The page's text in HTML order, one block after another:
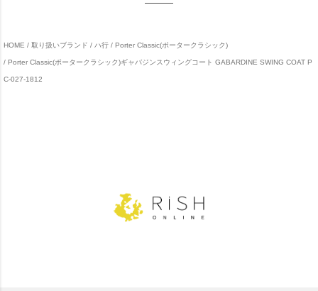
HOME 取り扱いブランド ハ行 Porter Classic(ポータークラシック)
Porter Classic(ポータークラシック)ギャバジンスウィングコート GABARDINE SWING COAT P
C-027-1812